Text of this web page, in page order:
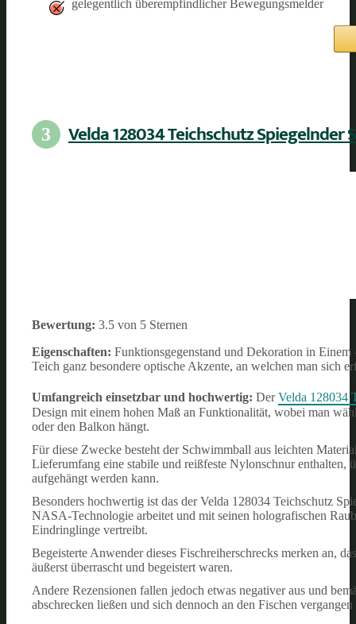
gelegentlich überempfindlicher Bewegungsmelder
3 Velda 128034 Teichschutz Spiegelnder
Bewertung: 3.5 von 5 Sternen
Eigenschaften: Funktionsgegenstand und Dekoration in
Teich ganz besondere optische Akzente, an welchen man sich
Umfangreich einsetzbar und hochwertig: DerVelda 128034
Design mit einem hohen Maß an Funktionalität, wobei man
oder den Balkon hängt.
Für diese Zwecke besteht der Schwimmball aus leichten
Lieferumfang eine stabile und reißfeste Nylonschnur
aufgehängt werden kann.
Besonders hochwertig ist das der Velda 128034 Teichschutz
NASA-Technologie arbeitet und mit seinen holografischen
Eindringlinge vertreibt.
Begeisterte Anwender dieses Fischreiherschrecks merken an,
äußerst überrascht und begeistert waren.
Andere Rezensionen fallen jedoch etwas negativer aus und
abschrecken ließen und sich dennoch an den Fischen vergangen